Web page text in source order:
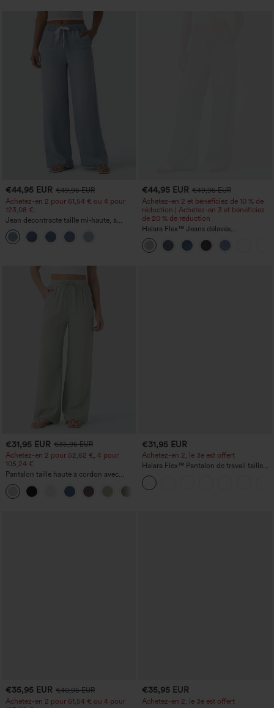
€44,95 EUR €49,95 EUR
Achetez-en 2 pour 61,54 € ou 4 pour
123,08 €.
Jean décontracté taille mi‑haute, à
cordon de serrage, avec poches
€44,95 EUR €49,95 EUR
Achetez-en 2 et bénéficiez de 10 % de
réduction | Achetez-en 3 et bénéficiez
de 20 % de réduction
Halara Flex™ Jeans délavés
décontractés, coupe baggy à jambe
large, taille basse asymétrique, poches
zippées
€31,95 EUR €35,95 EUR
Achetez-en 2 pour 52,62 €, 4 pour
105,24 €
Pantalon taille haute à cordon avec
poches, jambe large et coupe ample,
style décontracté, effet lin
€31,95 EUR
Achetez-en 2, le 3e est offert
Halara Flex™ Pantalon de travail taille
haute avec poche latérale arrière et
légère coupe évasée
€35,95 EUR €40,95 EUR
Achetez-en 2 pour 61,54 € ou 4 pour
€35,95 EUR
Achetez-en 2, le 3e est offert